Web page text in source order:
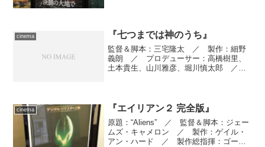
ザイナ...
cinema 『七つまでは神のうち』
監督＆脚本：三宅隆太 ／ 製作：細野
義朗 ／ プロデューサー：高橋樹里、
土本貴生、山川雅彦、堀川慎太郎 ／
果：小山秀雄 ／...
cinema 『エイリアン２ 完全版』
原題：“Aliens” ／ 監督＆脚本：ジェー
ムズ・キャメロン ／ 製作：ゲイル・
アン・ハード ／ 製作総指揮：ゴード